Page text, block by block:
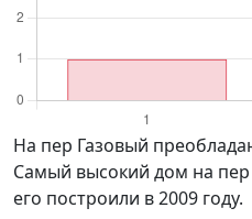
на пер Газовый преобладают здания 3 этажей.
Самый высокий дом на пер
его построили в 2009 году.